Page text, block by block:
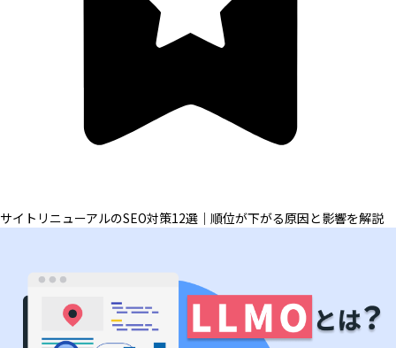
サイトリニューアルのSEO対策12選｜順位が下がる原因と影響を解説